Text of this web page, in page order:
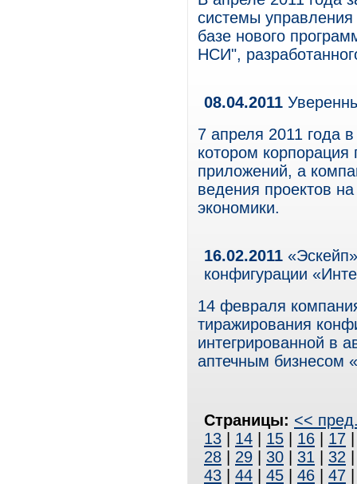
системы
базе нового
НСИ",
08.04.2011
7 апреля 2011 года
котором корпорация
приложений, а
ведения проектов
экономики.
16.02.2011
конфигурации
14 февраля
тиражирования
интегрированной в
аптечным
Страницы: <<
13
14 15 16 17
28
29 30 31 32
43
44 45 46 47